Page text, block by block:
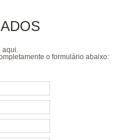
aqui.
o formulário abaixo: